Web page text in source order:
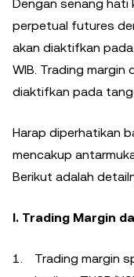
Dengan senang hati
perpetual futures
akan diaktifkan
WIB. Trading margin
diaktifkan pada
Harap diperhatikan
mencakup
Berikut adalah
I. Trading Margin
Trading margin